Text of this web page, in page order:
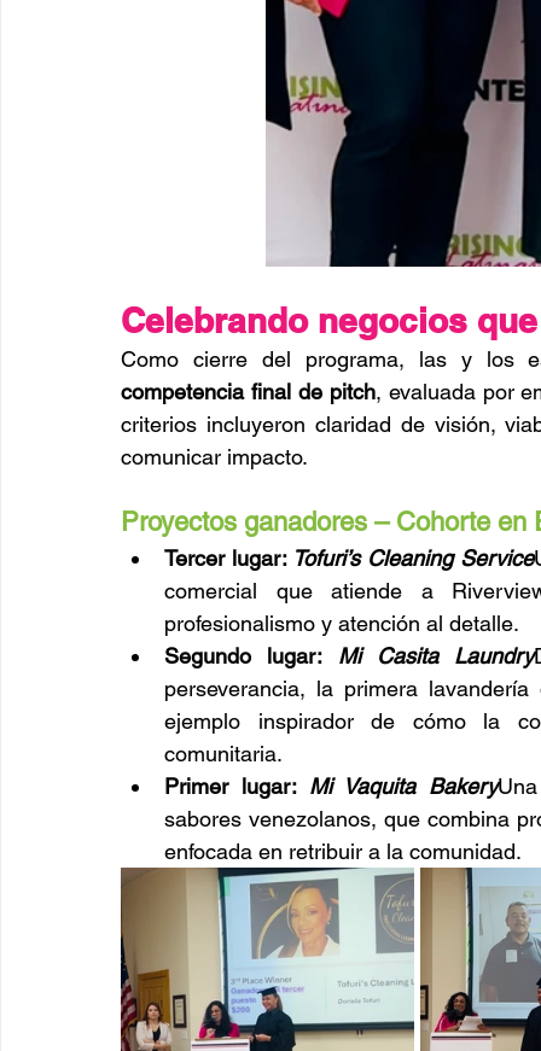
Celebrando negocios
competencia final de pitch, evaluada por
criterios incluyeron claridad de visión,
comunicar impacto.
Proyectos ganadores – Cohorte en
Tercer lugar: Tofuri’s Cleaning Service
comercial que atiende a
profesionalismo y atención al detalle.
Segundo lugar: Mi Casita Laundry
perseverancia, la primera
ejemplo inspirador de cómo la
comunitaria.
Primer lugar: Mi Vaquita Bakery
sabores venezolanos, que combina
enfocada en retribuir a la comunidad.